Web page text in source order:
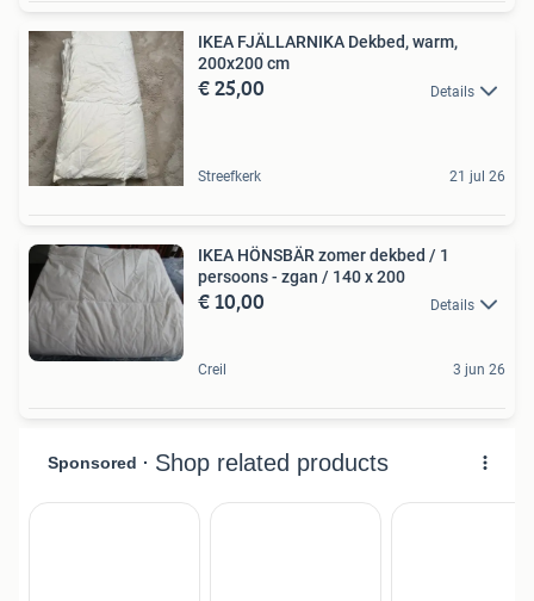
IKEA FJÄLLARNIKA Dekbed, warm,
200x200 cm
€ 25,00 Details
Streefkerk 21 jul 26
IKEA HÖNSBÄR zomer dekbed / 1
persoons - zgan / 140 x 200
€ 10,00 Details
Creil 3 jun 26